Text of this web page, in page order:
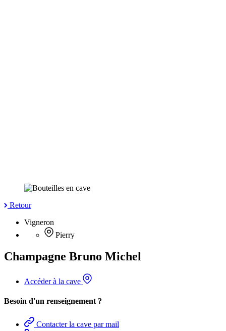
Retour
Vigneron
Pierry
Champagne Bruno Michel
Accéder à la cave
Besoin d'un renseignement ?
Contacter la cave par mail